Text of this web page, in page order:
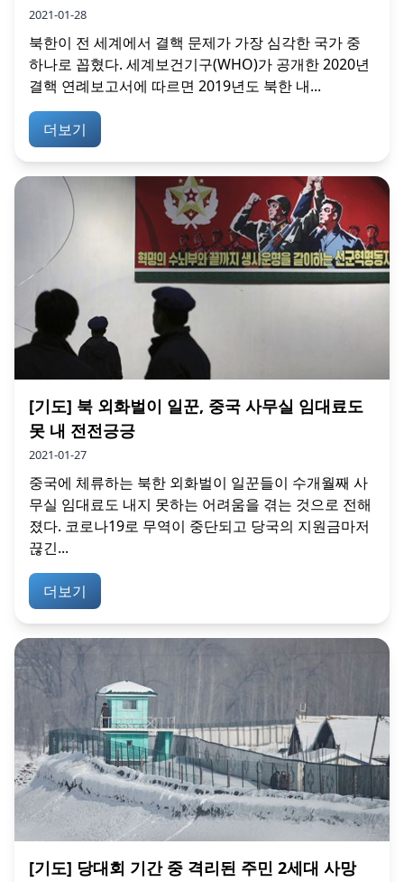
2021-01-28
북한이 전 세계에서 결핵 문제가 가장 심각한 국가 중
하나로 꼽혔다. 세계보건기구(WHO)가 공개한 2020년
결핵 연례보고서에 따르면 2019년도 북한 내...
더보기
[기도] 북 외화벌이 일꾼, 중국 사무실 임대료도
못 내 전전긍긍
2021-01-27
중국에 체류하는 북한 외화벌이 일꾼들이 수개월째 사
무실 임대료도 내지 못하는 어려움을 겪는 것으로 전해
졌다. 코로나19로 무역이 중단되고 당국의 지원금마저
끊긴...
더보기
[기도] 당대회 기간 중 격리된 주민 2세대 사망